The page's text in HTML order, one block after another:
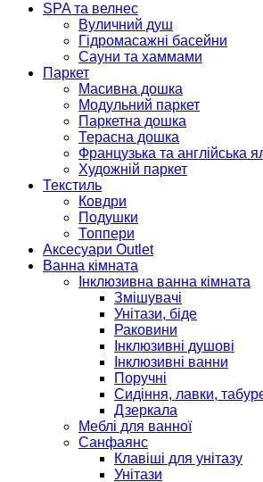
SPA та велнес
Вуличний душ
Гідромасажні басейни
Сауни та хаммами
Паркет
Масивна дошка
Модульний паркет
Паркетна дошка
Терасна дошка
Французька та англійська
Художній паркет
Текстиль
Ковдри
Подушки
Топпери
Аксесуари Outlet
Ванна кімната
Інклюзивна ванна кімната
Змішувачі
Унітази, біде
Раковини
Інклюзивні душові
Інклюзивні ванни
Поручні
Сидіння, лавки,
Дзеркала
Меблі для ванної
Санфаянс
Клавіші для унітазу
Унітази